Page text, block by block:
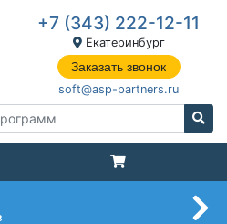
+7 (343) 222-12-11
Екатеринбург
Заказать звонок
soft@asp-partners.ru